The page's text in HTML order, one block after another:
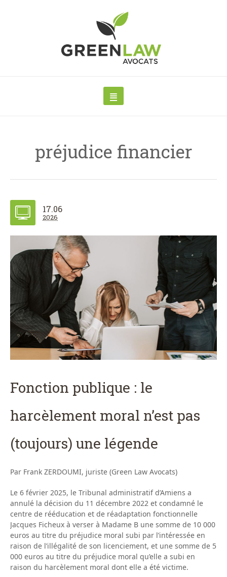
préjudice financier
17.06
2026
Fonction publique : le
harcèlement moral n’est pas
(toujours) une légende
Par Frank ZERDOUMI, juriste (Green Law Avocats)
Le 6 février 2025, le Tribunal administratif d’Amiens a
annulé la décision du 11 décembre 2022 et condamné le
centre de rééducation et de réadaptation fonctionnelle
Jacques Ficheux à verser à Madame B une somme de 10 000
euros au titre du préjudice moral subi par l’intéressée en
raison de l’illégalité de son licenciement, et une somme de 5
000 euros au titre du préjudice moral qu’elle a subi en
raison du harcèlement moral dont elle a été victime.